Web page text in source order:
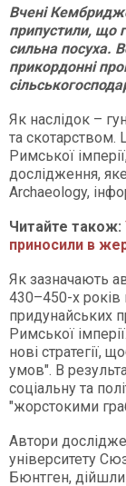
Вчені
припустили, що
сильна посуха.
прикордонні
Як наслідок –
та скотарством.
Римської
дослідження, яке
Archaeology,
Читайте також:
приносили в
Як зазначають
430–450-х
придунайських
Римської
нові стратегії,
умов". В
соціальну та
"жорстокими
Автори
університету
Бюнтген,